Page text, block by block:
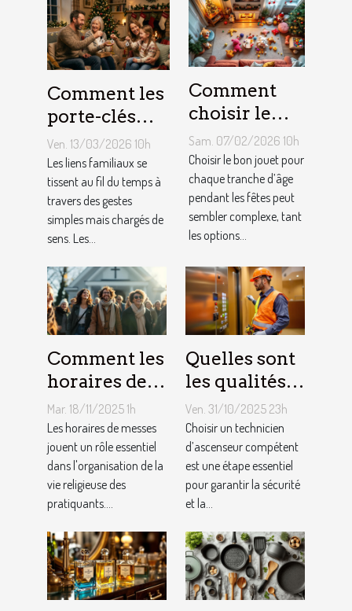
Comment les
porte-clés
personnalisés
peuvent
renforcer les
liens
familiaux ?
Ven. 13/03/2026 10h
Les liens familiaux se
tissent au fil du temps à
travers des gestes
simples mais chargés de
sens. Les...
Comment
choisir le
jouet idéal
pour chaque
âge lors des
fêtes ?
Sam. 07/02/2026 10h
Choisir le bon jouet pour
chaque tranche d’âge
pendant les fêtes peut
sembler complexe, tant
les options...
Comment les
horaires de
messes
facilitent la
vie des
pratiquants ?
Mar. 18/11/2025 1h
Les horaires de messes
jouent un rôle essentiel
dans l'organisation de la
vie religieuse des
pratiquants....
Quelles sont
les qualités à
rechercher
chez un
technicien
d’ascenseur ?
Ven. 31/10/2025 23h
Choisir un technicien
d’ascenseur compétent
est une étape essentiel
pour garantir la sécurité
et la...